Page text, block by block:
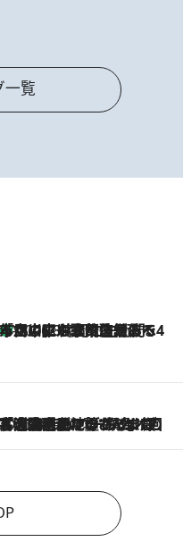
一覧
CHOICE
2026.8.7
「立川にも歌舞伎があるんだよ」 片岡仁左衛門・市川中車ら豪華座組みで4年目の立川立飛歌舞伎へ
稲の勝手に再ブーム
2026.8.7
「湘南乃風に憧れて」観客大盛上がりの“タオル回し”に、ラッパー顔負けの高速歌唱まで…さだまさし（74）のアグレッシブすぎる現在地